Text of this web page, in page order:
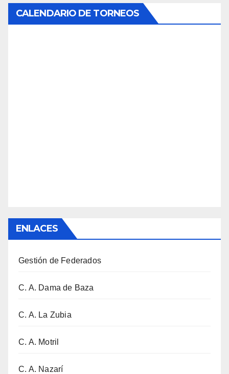
CALENDARIO DE TORNEOS
ENLACES
Gestión de Federados
C. A. Dama de Baza
C. A. La Zubia
C. A. Motril
C. A. Nazarí